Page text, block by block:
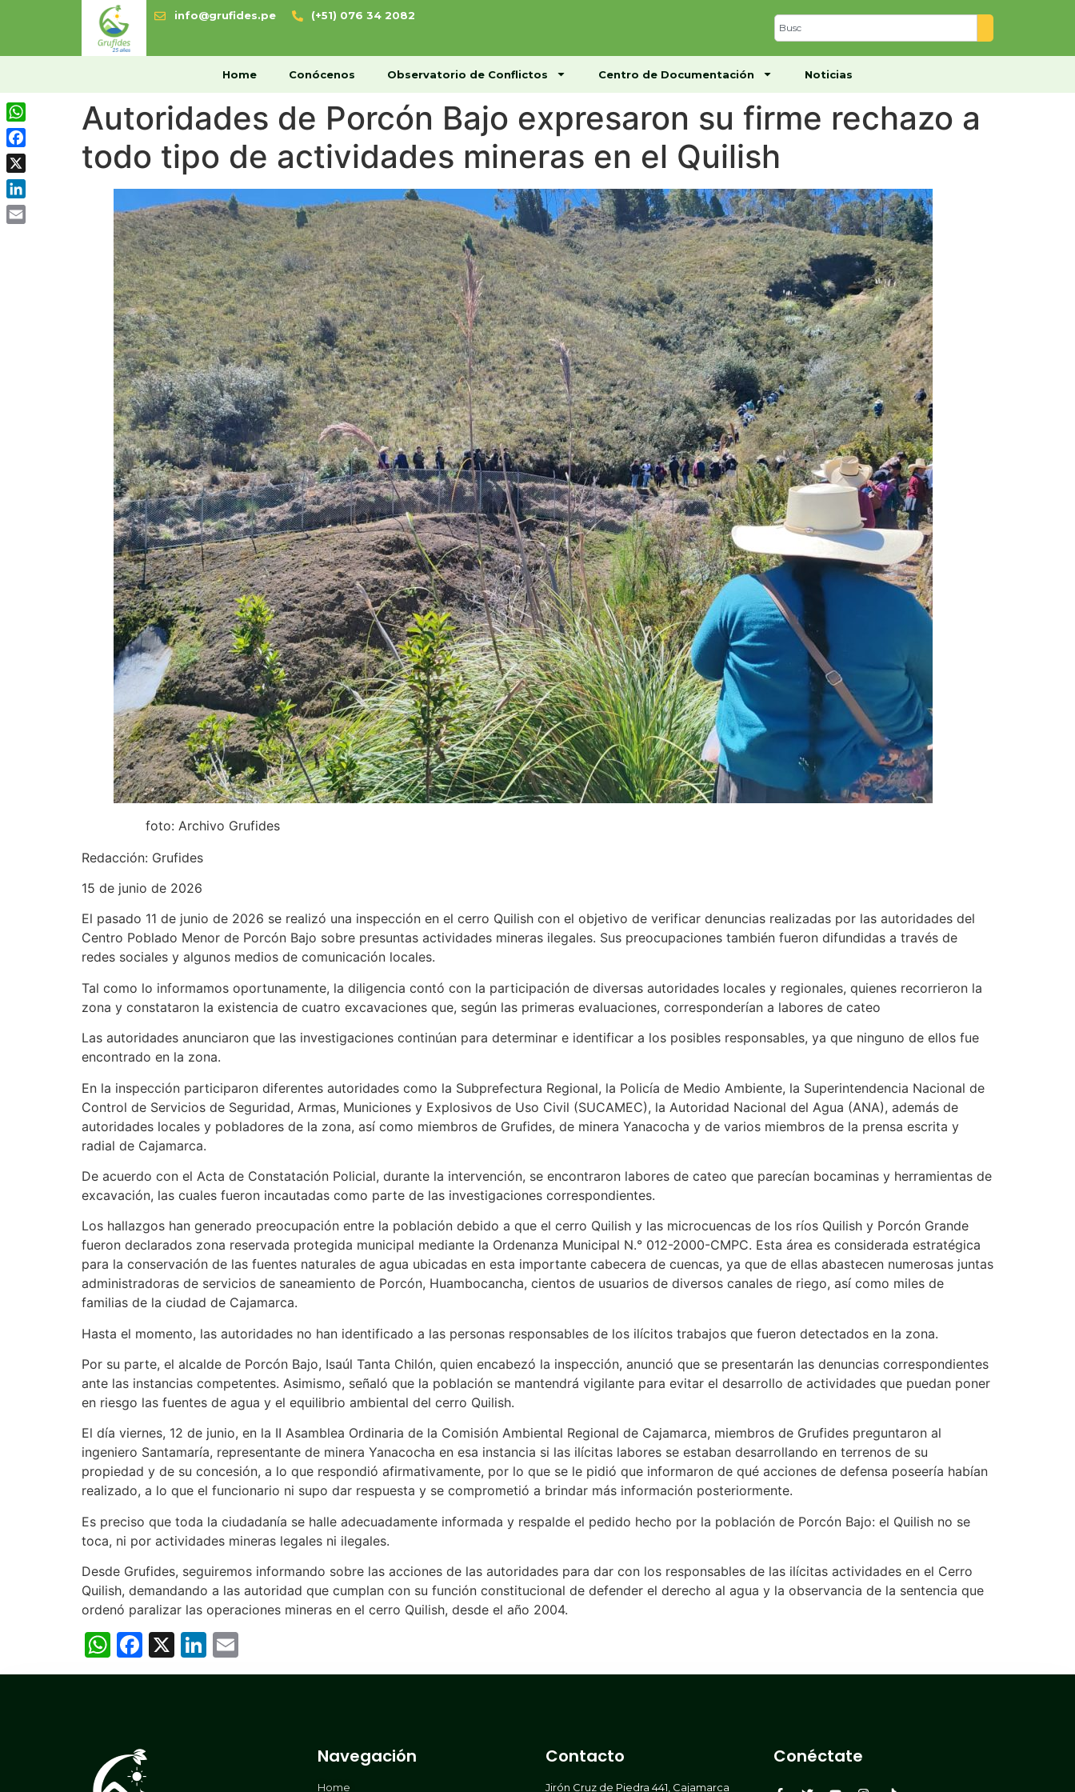
info@grufides.pe (+51) 076 34 2082
Home Conócenos Observatorio de Conflictos Centro de Documentación Noticias
Home Conócenos Centro de Documentación Noticias
Autoridades de Porcón Bajo expresaron su firme rechazo a
todo tipo de actividades mineras en el Quilish
foto: Archivo Grufides
Redacción: Grufides
15 de junio de 2026
El pasado 11 de junio de 2026 se realizó una inspección en el cerro Quilish con el objetivo de verificar denuncias realizadas por las autoridades del
Centro Poblado Menor de Porcón Bajo sobre presuntas actividades mineras ilegales. Sus preocupaciones también fueron difundidas a través de
redes sociales y algunos medios de comunicación locales.
Tal como lo informamos oportunamente, la diligencia contó con la participación de diversas autoridades locales y regionales, quienes recorrieron la
zona y constataron la existencia de cuatro excavaciones que, según las primeras evaluaciones, corresponderían a labores de cateo
Las autoridades anunciaron que las investigaciones continúan para determinar e identificar a los posibles responsables, ya que ninguno de ellos fue
encontrado en la zona.
En la inspección participaron diferentes autoridades como la Subprefectura Regional, la Policía de Medio Ambiente, la Superintendencia Nacional de
Control de Servicios de Seguridad, Armas, Municiones y Explosivos de Uso Civil (SUCAMEC), la Autoridad Nacional del Agua (ANA), además de
autoridades locales y pobladores de la zona, así como miembros de Grufides, de minera Yanacocha y de varios miembros de la prensa escrita y
radial de Cajamarca.
De acuerdo con el Acta de Constatación Policial, durante la intervención, se encontraron labores de cateo que parecían bocaminas y herramientas de
excavación, las cuales fueron incautadas como parte de las investigaciones correspondientes.
Los hallazgos han generado preocupación entre la población debido a que el cerro Quilish y las microcuencas de los ríos Quilish y Porcón Grande
fueron declarados zona reservada protegida municipal mediante la Ordenanza Municipal N.° 012-2000-CMPC. Esta área es considerada estratégica
para la conservación de las fuentes naturales de agua ubicadas en esta importante cabecera de cuencas, ya que de ellas abastecen numerosas juntas
administradoras de servicios de saneamiento de Porcón, Huambocancha, cientos de usuarios de diversos canales de riego, así como miles de
familias de la ciudad de Cajamarca.
Hasta el momento, las autoridades no han identificado a las personas responsables de los ilícitos trabajos que fueron detectados en la zona.
Por su parte, el alcalde de Porcón Bajo, Isaúl Tanta Chilón, quien encabezó la inspección, anunció que se presentarán las denuncias correspondientes
ante las instancias competentes. Asimismo, señaló que la población se mantendrá vigilante para evitar el desarrollo de actividades que puedan poner
en riesgo las fuentes de agua y el equilibrio ambiental del cerro Quilish.
El día viernes, 12 de junio, en la II Asamblea Ordinaria de la Comisión Ambiental Regional de Cajamarca, miembros de Grufides preguntaron al
ingeniero Santamaría, representante de minera Yanacocha en esa instancia si las ilícitas labores se estaban desarrollando en terrenos de su
propiedad y de su concesión, a lo que respondió afirmativamente, por lo que se le pidió que informaron de qué acciones de defensa poseería habían
realizado, a lo que el funcionario ni supo dar respuesta y se comprometió a brindar más información posteriormente.
Es preciso que toda la ciudadanía se halle adecuadamente informada y respalde el pedido hecho por la población de Porcón Bajo: el Quilish no se
toca, ni por actividades mineras legales ni ilegales.
Desde Grufides, seguiremos informando sobre las acciones de las autoridades para dar con los responsables de las ilícitas actividades en el Cerro
Quilish, demandando a las autoridad que cumplan con su función constitucional de defender el derecho al agua y la observancia de la sentencia que
ordenó paralizar las operaciones mineras en el cerro Quilish, desde el año 2004.
WhatsApp
Facebook
X LinkedIn
Navegación
Home
Contacto
Jirón Cruz de Piedra 441, Cajamarca
Conéctate
WhatsApp
Facebook
X
LinkedIn